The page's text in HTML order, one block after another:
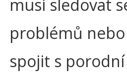
musí sledovat
problémů
spojit s